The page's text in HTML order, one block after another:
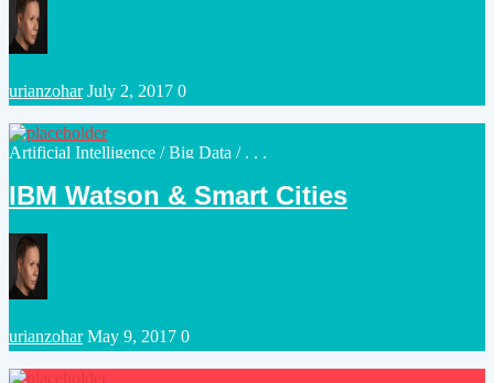
Posted
by
urianzohar July 2, 2017 0
Posted
Artificial Intelligence /Big Data / . . .
IBM Watson & Smart Cities
Posted
by
urianzohar May 9, 2017 0